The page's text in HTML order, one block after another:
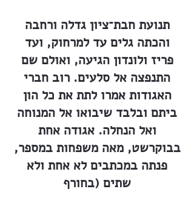
תנועת חבת־ציון גדלה ורחבה
והכתה גלים עד למרחוק, ועד
פריז ולונדון הגיעה, ואולם שם
התנפצה אל סלעים. רוב חברי
האגודות אמרו לתת את כל הון
ביתם ובלבד שיבואו אל המנוחה
ואל הנחלה. אגודה אחת
בבוקרשט, מאה משפחות במספר,
פנתה במכתבים לא אחת ולא
שתים (בחורף